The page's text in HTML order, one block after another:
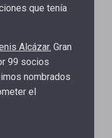
que tenía
Alcázar. Gran
99 socios
nombrados
el